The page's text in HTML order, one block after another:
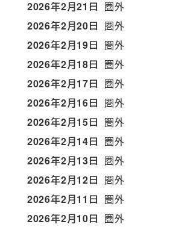
2026年2月21日 圏外
2026年2月20日 圏外
2026年2月19日 圏外
2026年2月18日 圏外
2026年2月17日 圏外
2026年2月16日 圏外
2026年2月15日 圏外
2026年2月14日 圏外
2026年2月13日 圏外
2026年2月12日 圏外
2026年2月11日 圏外
2026年2月10日 圏外